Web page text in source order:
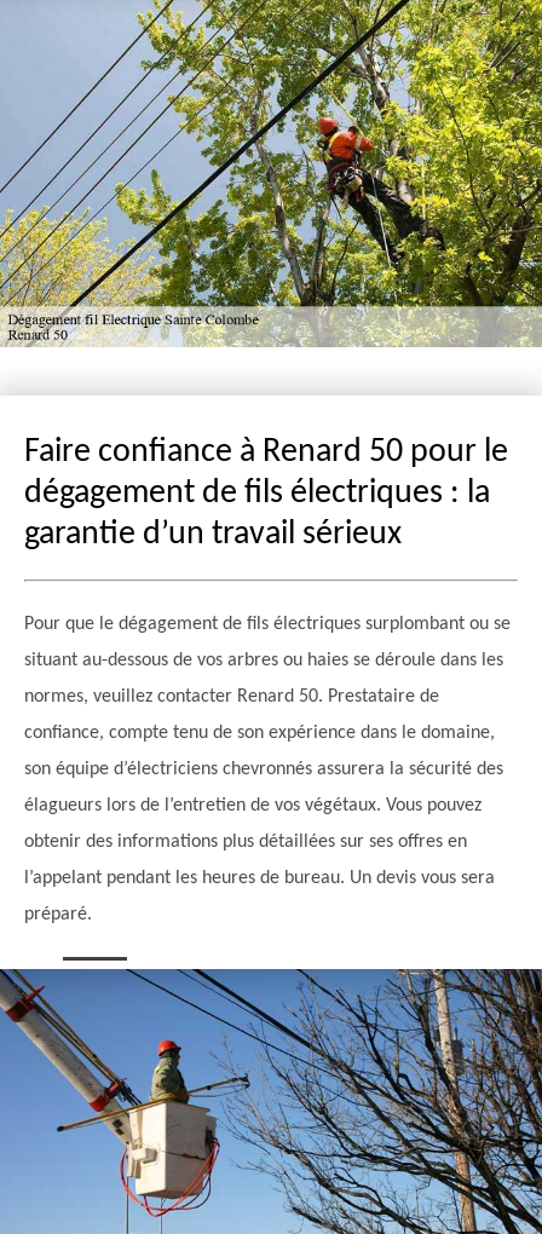
Faire confiance à Renard 50 pour le
dégagement de fils électriques : la
garantie d’un travail sérieux
Pour que le dégagement de fils électriques surplombant ou se
situant au-dessous de vos arbres ou haies se déroule dans les
normes, veuillez contacter Renard 50. Prestataire de
confiance, compte tenu de son expérience dans le domaine,
son équipe d’électriciens chevronnés assurera la sécurité des
élagueurs lors de l’entretien de vos végétaux. Vous pouvez
obtenir des informations plus détaillées sur ses offres en
l’appelant pendant les heures de bureau. Un devis vous sera
préparé.